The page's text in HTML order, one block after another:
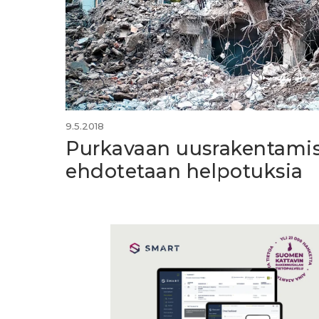
9.5.2018
Purkavaan
ehdotetaan helpotuksia